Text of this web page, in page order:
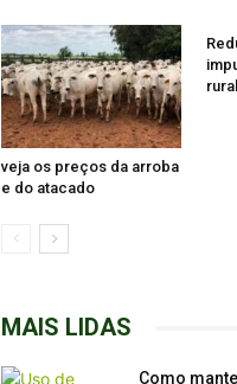
veja os preços da arroba
e do atacado
MAIS LIDAS
Como